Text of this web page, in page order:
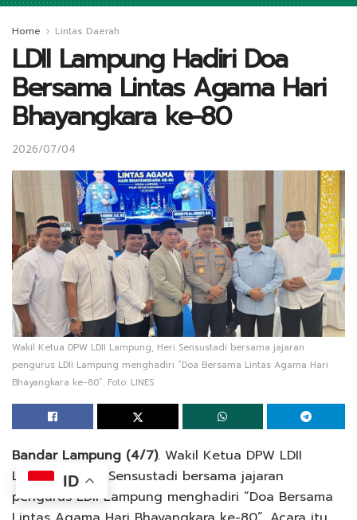
Home Lintas Daerah
LDII Lampung Hadiri Doa
Bersama Lintas Agama Hari
Bhayangkara ke-80
2026/07/04
Wakil Ketua DPW LDII Lampung, Heri Sensustadi bersama jajaran
pengurus LDII Lampung menghadiri “Doa Bersama Lintas Agama Hari
Bhayangkara ke-80”. Foto: LINES
Bandar Lampung (4/7). Wakil Ketua DPW LDII
Lampung, Heri Sensustadi bersama jajaran
pengurus LDII Lampung menghadiri “Doa Bersama
ID